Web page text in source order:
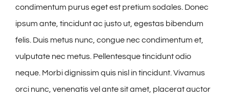
condimentum purus eget est pretium sodales. Donec
ipsum ante, tincidunt ac justo ut, egestas bibendum
felis. Duis metus nunc, congue nec condimentum et,
vulputate nec metus. Pellentesque tincidunt odio
neque. Morbi dignissim quis nisl in tincidunt. Vivamus
orci nunc, venenatis vel ante sit amet, placerat auctor